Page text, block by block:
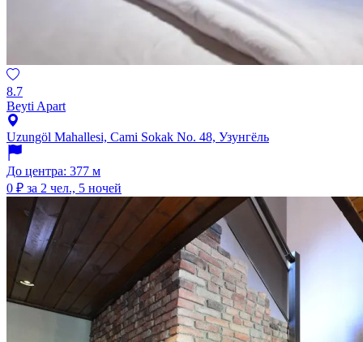
8.7
Beyti Apart
Uzungöl Mahallesi, Cami Sokak No. 48, Узунгёль
До центра: 377 м
0 ₽ за 2 чел., 5 ночей